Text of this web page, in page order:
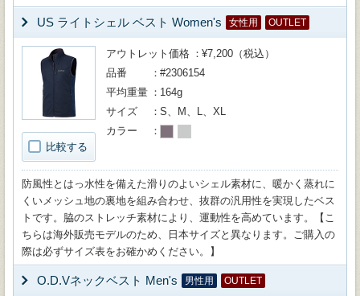
US ライトシェル ベスト Women's 女性用 OUTLET
比較する
アウトレット価格
¥7,200（税込）
品番
#2306154
平均重量
164g
サイズ
S、M、L、XL
カラー
防風性とはっ水性を備えた滑りのよいシェル素材に、暖かく蒸れに
くいメッシュ地の裏地を組み合わせ、抜群の汎用性を実現したベス
トです。脇のストレッチ素材により、運動性を高めています。【こ
ちらは海外販売モデルのため、日本サイズと異なります。ご購入の
際は必ずサイズ表をお確かめください。】
O.D.Vネックベスト Men's 男性用 OUTLET